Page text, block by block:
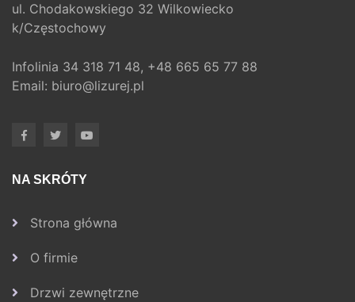
ul. Chodakowskiego 32 Wilkowiecko
k/Częstochowy
Infolinia 34 318 71 48, +48 665 65 77 88
Email: biuro@lizurej.pl
NA SKRÓTY
Strona główna
O firmie
Drzwi zewnętrzne